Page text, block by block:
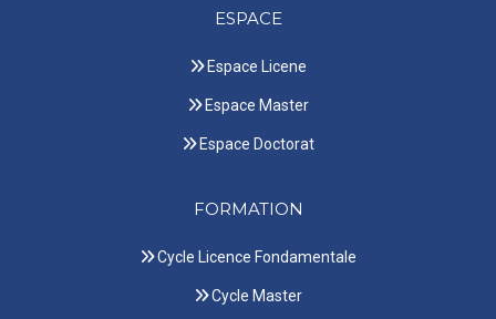
ESPACE
Espace Licene
Espace Master
Espace Doctorat
FORMATION
Cycle Licence Fondamentale
Cycle Master